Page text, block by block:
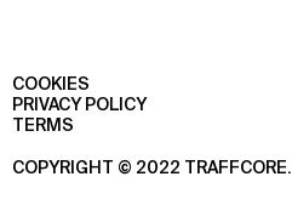
COOKIES
PRIVACY POLICY
TERMS
COPYRIGHT © 2022 TRAFFCORE.